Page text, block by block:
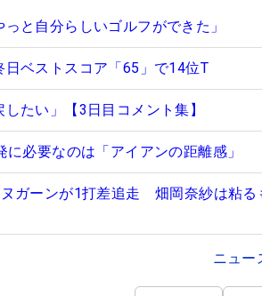
と自分らしいゴルフができた」
ベストスコア「65」で14位T
たい」【3日目コメント集】
必要なのは「アイアンの距離感」
ガーンが1打差追走 畑岡奈紗は粘る
ニュー